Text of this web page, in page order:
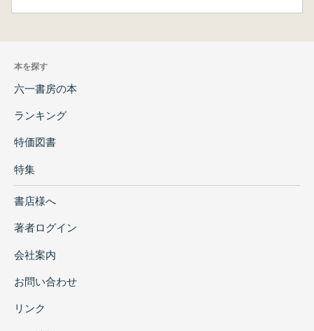
本を探す
六一書房の本
ランキング
特価図書
特集
書店様へ
著者ログイン
会社案内
お問い合わせ
リンク